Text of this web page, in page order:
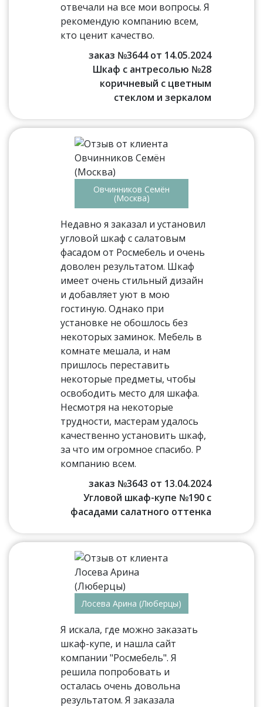
отвечали на все мои вопросы. Я
рекомендую компанию всем,
кто ценит качество.
заказ №3644 от 14.05.2024
Шкаф с антресолью №28
коричневый с цветным
стеклом и зеркалом
Овчинников Семён
(Москва)
Недавно я заказал и установил
угловой шкаф с салатовым
фасадом от Росмебель и очень
доволен результатом. Шкаф
имеет очень стильный дизайн
и добавляет уют в мою
гостиную. Однако при
установке не обошлось без
некоторых заминок. Мебель в
комнате мешала, и нам
пришлось переставить
некоторые предметы, чтобы
освободить место для шкафа.
Несмотря на некоторые
трудности, мастерам удалось
качественно установить шкаф,
за что им огромное спасибо. Р
компанию всем.
заказ №3643 от 13.04.2024
Угловой шкаф-купе №190 с
фасадами салатного оттенка
Лосева Арина (Люберцы)
Я искала, где можно заказать
шкаф-купе, и нашла сайт
компании "Росмебель". Я
решила попробовать и
осталась очень довольна
результатом. Я заказала